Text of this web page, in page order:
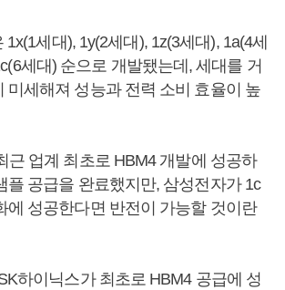
세대), 1y(2세대), 1z(3세대), 1a(4세
세대) 순으로 개발됐는데, 세대를 거
미세해져 성능과 전력 소비 효율이 높
근 업계 최초로 HBM4 개발에 성공하
플 공급을 완료했지만, 삼성전자가 1c
에 성공한다면 반전이 가능할 것이란
하이닉스가 최초로 HBM4 공급에 성